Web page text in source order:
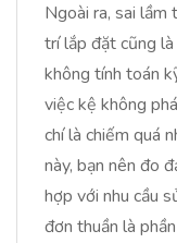
Ngoài ra, sai lầm
trí lắp đặt cũng
không tính toán
việc kệ không
chí là chiếm quá
này, bạn nên đo
hợp với nhu cầu
đơn thuần là